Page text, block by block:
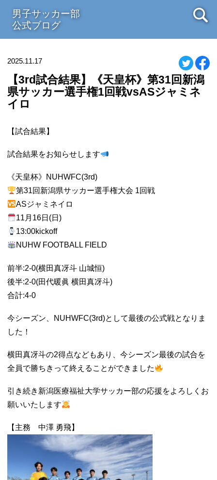
男子サッカー部
公式ブログ
2025.11.17
【3rd試合結果】《天皇杯》第31回新潟
県サッカー選手権1回戦vsASジャミネ
イロ
【試合結果】
試合結果をお知らせします
《天皇杯》NUHWFC(3rd)
第31回新潟県サッカー選手権大会 1回戦
ASジャミネイロ
11月16日(日)
13:00kickoff
NUHW FOOTBALL FIELD
前半:2-0(横田真冴斗 山城恒)
後半:2-0(田代暖眞 横田真冴斗)
合計:4-0
今シーズン、NUHWFC(3rd)として最後の公式戦となりま
した！
横田真冴斗の2得点などもあり、今シーズン最後の試合を
全員で勝ちきって終えることができました
引き続き新潟医療福祉大学サッカー部の応援をよろしくお
願いいたします
【主務 中澤 勇飛】